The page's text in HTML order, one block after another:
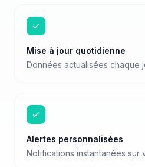
Mise à jour quotidienne
Données actualisées chaque
Alertes personnalisées
Notifications instantanées sur